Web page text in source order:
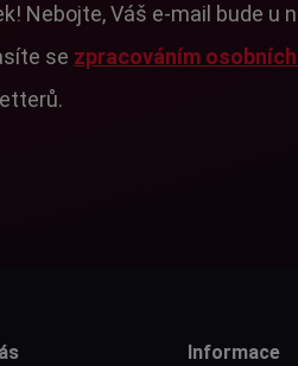
Nebojte, Váš e-mail bude u
se zpracováním
Informace